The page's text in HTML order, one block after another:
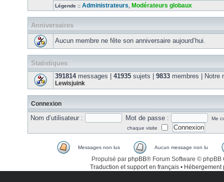
Légende :: Administrateurs Modérateurs globaux
Anniversaires
Aucun membre ne fête son anniversaire aujourd’hui.
Statistiques
391814messages | 41935 sujets | 9833 membres | Notre
Lewisjuink
Connexion
Nom d’utilisateur : Mot de passe :
Me
chaque visite
Messages non lus Aucun message non lu
Propulsé par phpBB® Forum Software © phpBB
Traduction et support en français • Hébergement